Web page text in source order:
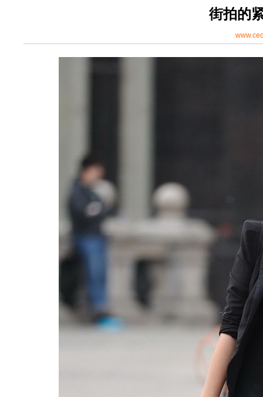
街拍的